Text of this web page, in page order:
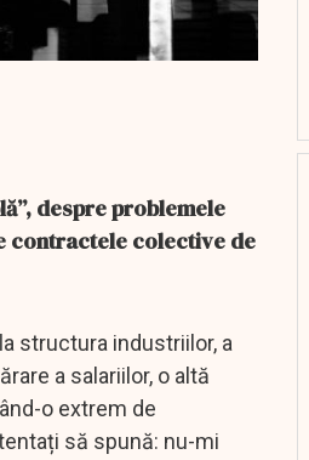
despre problemele
contractele colective de
structura industriilor, a
a salariilor, o altă
o extrem de
să spună: nu-mi